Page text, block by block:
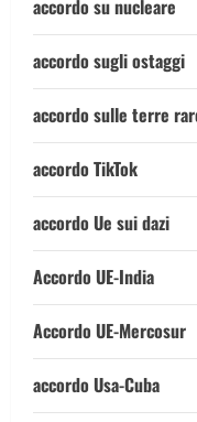
accordo su nucleare
accordo sugli ostaggi
accordo sulle terre
accordo TikTok
accordo Ue sui dazi
Accordo UE-India
Accordo UE-Mercosur
accordo Usa-Cuba